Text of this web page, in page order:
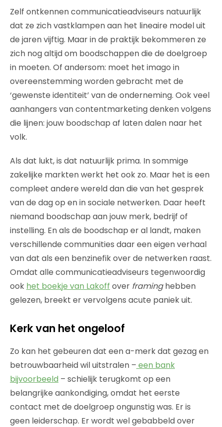
Zelf ontkennen communicatieadviseurs natuurlijk
dat ze zich vastklampen aan het lineaire model uit
de jaren vijftig. Maar in de praktijk bekommeren ze
zich nog altijd om boodschappen die de doelgroep
in moeten. Of andersom: moet het imago in
overeenstemming worden gebracht met de
‘gewenste identiteit’ van de onderneming. Ook veel
aanhangers van contentmarketing denken volgens
die lijnen: jouw boodschap af laten dalen naar het
volk.
Als dat lukt, is dat natuurlijk prima. In sommige
zakelijke markten werkt het ook zo. Maar het is een
compleet andere wereld dan die van het gesprek
van de dag op en in sociale netwerken. Daar heeft
niemand boodschap aan jouw merk, bedrijf of
instelling. En als de boodschap er al landt, maken
verschillende communities daar een eigen verhaal
van dat als een benzinefik over de netwerken raast.
Omdat alle communicatieadviseurs tegenwoordig
ook het boekje van Lakoff over framinghebben
gelezen, breekt er vervolgens acute paniek uit.
Kerk van het ongeloof
Zo kan het gebeuren dat een a-merk dat gezag en
betrouwbaarheid wil uitstralen – een bank
bijvoorbeeld – schielijk terugkomt op een
belangrijke aankondiging, omdat het eerste
contact met de doelgroep ongunstig was. Er is
geen leiderschap. Er wordt wel gebabbeld over